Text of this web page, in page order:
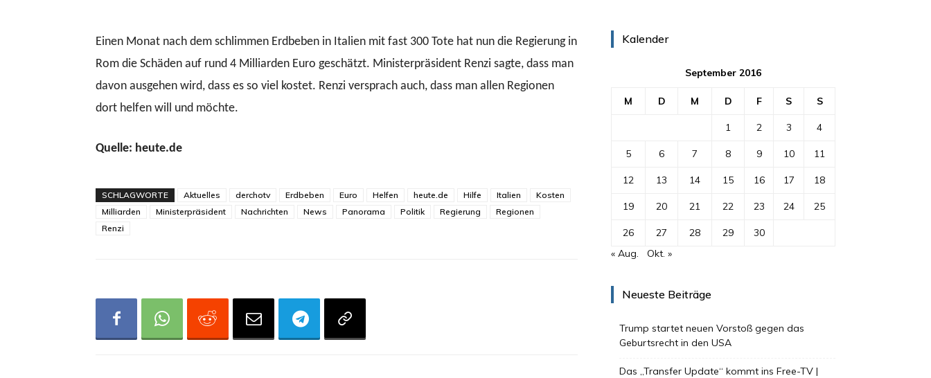
Einen Monat nach dem schlimmen Erdbeben in Italien mit fast 300 Tote hat nun die Regierung in
Rom die Schäden auf rund 4 Milliarden Euro geschätzt. Ministerpräsident Renzi sagte, dass man
davon ausgehen wird, dass es so viel kostet. Renzi versprach auch, dass man allen Regionen
dort helfen will und möchte.
Quelle: heute.de
SCHLAGWORTE Aktuelles derchotv Erdbeben Euro Helfen heute.de Hilfe Italien
Kosten
Milliarden
Ministerpräsident Nachrichten News Panorama Politik Regierung
Regionen
Renzi
Kalender
September 2016
M D M D F S S
1 2 3 4
5 6 7 8 9 10 11
12 13 14 15 16 17 18
19 20 21 22 23 24 25
26 27 28 29
30
« Aug.
Okt. »
Neueste Beiträge
Trump startet neuen Vorstoß gegen das
Geburtsrecht in den USA
Das „Transfer Update“ kommt ins Free-TV |